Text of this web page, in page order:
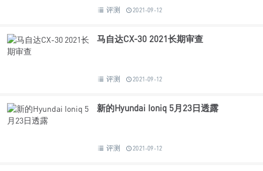
评测 2021-09-12
马自达CX-30 2021长期审查
评测 2021-09-12
新的Hyundai Ioniq 5月23日透露
评测 2021-09-12